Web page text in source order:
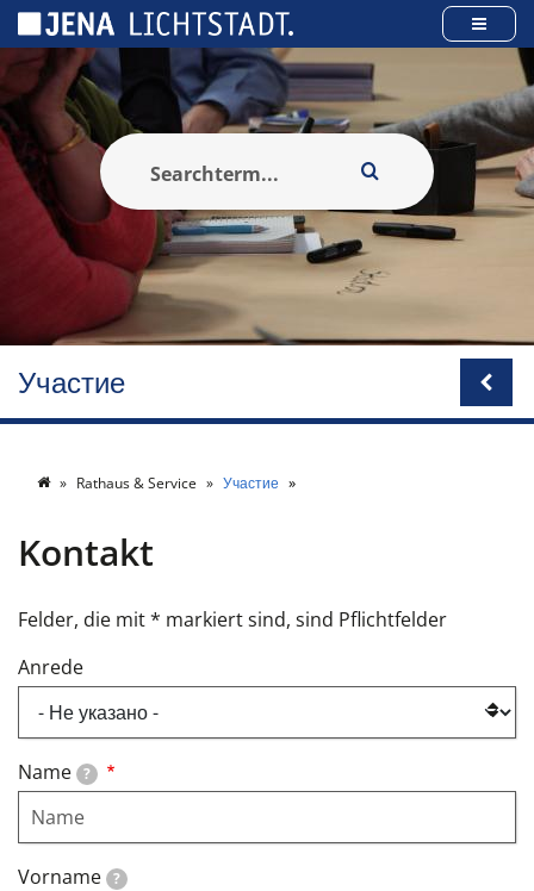
Участие
Rathaus & Service Участие
Kontakt
Felder, die mit * markiert sind, sind Pflichtfelder
Anrede
Name ?
Vorname ?
Панель управления cookies